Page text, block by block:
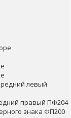
левый
правый ПФ204
знака ФП200